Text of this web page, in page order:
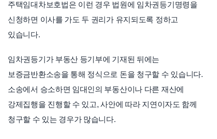
주택임대차보호법은 이런 경우 법원에 임차권등기명령을
신청하면 이사를 가도 두 권리가 유지되도록 정하고
있습니다.
임차권등기가 부동산 등기부에 기재된 뒤에는
보증금반환소송을 통해 정식으로 돈을 청구할 수 있습니다.
소송에서 승소하면 임대인의 부동산이나 다른 재산에
강제집행을 진행할 수 있고, 사안에 따라 지연이자도 함께
청구할 수 있는 경우가 많습니다.